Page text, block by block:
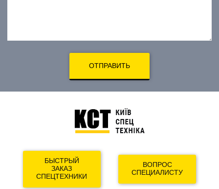
ОТПРАВИТЬ
БЫСТРЫЙ
ЗАКАЗ
СПЕЦТЕХНИКИ
ВОПРОС
СПЕЦИАЛИСТУ